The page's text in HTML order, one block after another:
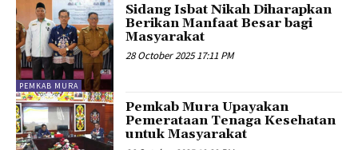
PEMKAB MURA
Sidang Isbat Nikah Diharapkan
Berikan Manfaat Besar bagi
Masyarakat
28 October 2025 17:11 PM
Pemkab Mura Upayakan
Pemerataan Tenaga Kesehatan
untuk Masyarakat